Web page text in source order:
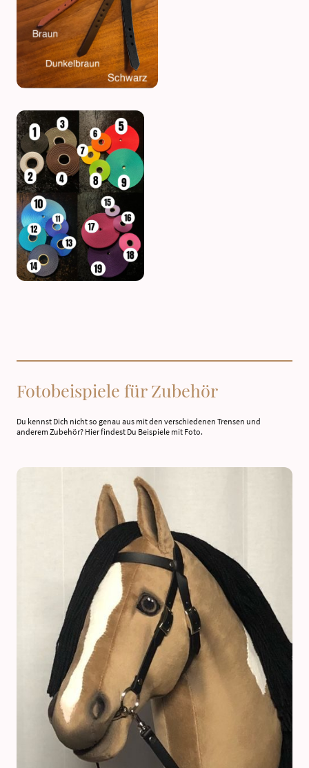
Fotobeispiele für Zubehör
Du kennst Dich nicht so genau aus mit den verschiedenen Trensen und
anderem Zubehör? Hier findest Du Beispiele mit Foto.